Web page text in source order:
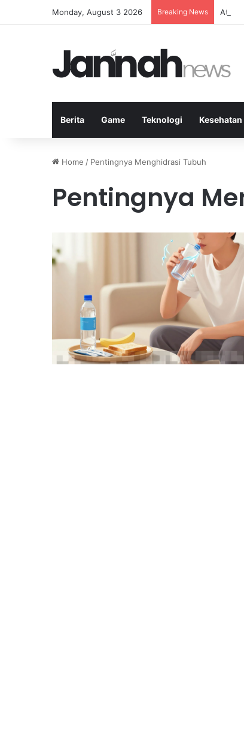
Monday, August 3 2026 Breaking News Atlet
Berita Game Teknologi Kesehatan
Home / Pentingnya Menghidrasi Tubuh
Pentingnya